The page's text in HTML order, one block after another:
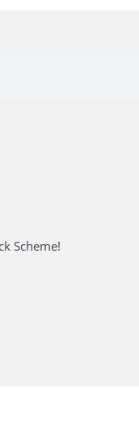
Scheme!